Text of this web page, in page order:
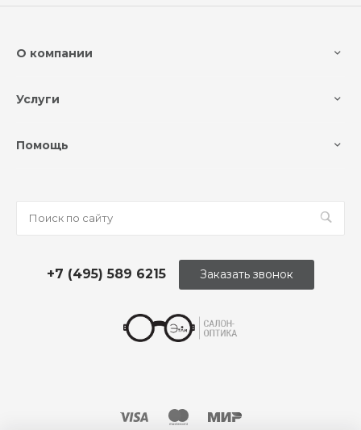
О компании
Услуги
Помощь
+7 (495) 589 6215 Заказать звонок